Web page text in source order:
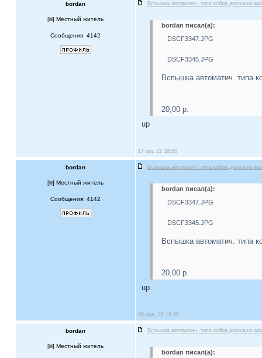
bordan Вспышка автоматич. типа кобра довольно
[ ] Местный житель
Сообщения: 4142
bordan писал(а):
DSCF3347.JPG
DSCF3345.JPG
Вспышка автоматич. типа
20,00 р.
up
17 окт, 22 18:58
bordan Вспышка автоматич. типа кобра довольно
[ ] Местный житель
Сообщения: 4142
bordan писал(а):
DSCF3347.JPG
DSCF3345.JPG
Вспышка автоматич. типа
20,00 р.
up
03 ноя, 22 19:35
bordan Вспышка автоматич. типа кобра довольно
[ ] Местный житель
bordan писал(а):